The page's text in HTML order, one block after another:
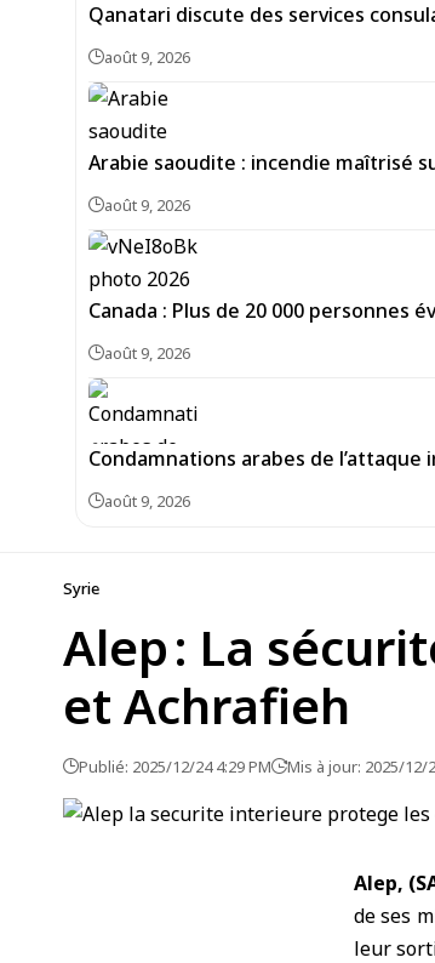
Qanatari discute des services
août 9, 2026
Arabie saoudite : incendie maîtrisé
août 9, 2026
Canada : Plus de 20 000 personnes
août 9, 2026
Condamnations arabes de
août 9, 2026
Syrie
Alep : La
et Achrafieh
Publié: 2025/12/24 4:29 PM Mis à jour: 2025/12/
Alep,
de ses
leur